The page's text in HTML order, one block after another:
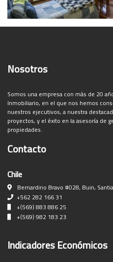
Nosotros
Somos una empresa con más de 20
Inmobiliario, en el que nos hemos
nuestros ejecutivos, a nuestra
proyectos, y el éxito en la asesoría de
propiedades.
Contacto
Chile
Bernardino Bravo #028, Buin,
+562 282 166 31
+(569) 883 886 25
+(569) 982 183 23
Indicadores Económicos